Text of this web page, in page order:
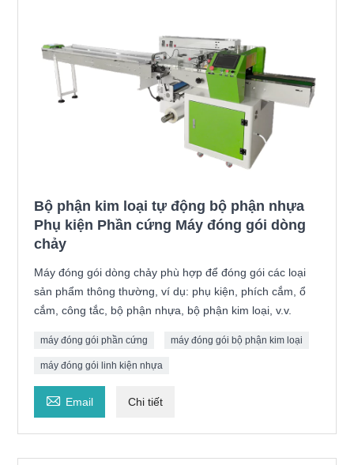
Bộ phận kim loại tự động bộ phận nhựa
Phụ kiện Phần cứng Máy đóng gói dòng
chảy
Máy đóng gói dòng chảy phù hợp để đóng gói các loại
sản phẩm thông thường, ví dụ: phụ kiện, phích cắm, ổ
cắm, công tắc, bộ phận nhựa, bộ phận kim loại, v.v.
máy đóng gói phần cứng máy đóng gói bộ phận kim loại
máy đóng gói linh kiện nhựa
 Email Chi tiết